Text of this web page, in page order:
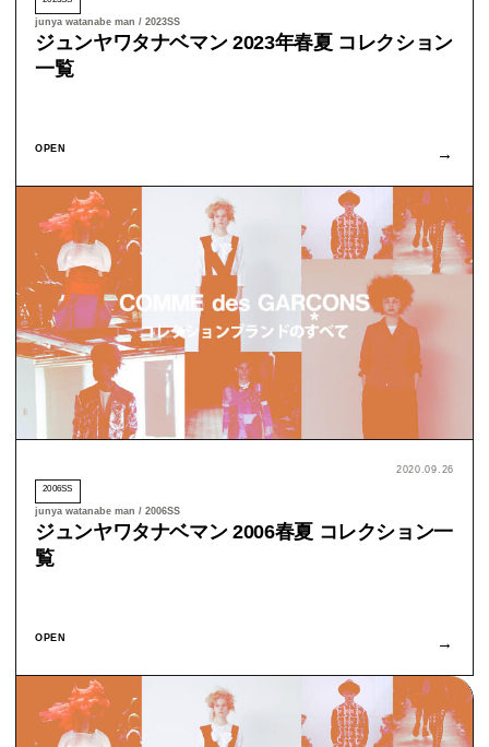
junya watanabe man / 2023SS
ジュンヤワタナベマン 2023年春夏 コレクション
一覧
OPEN →
2020.09.26
2006SS
junya watanabe man / 2006SS
ジュンヤワタナベマン 2006春夏 コレクション一
覧
OPEN →